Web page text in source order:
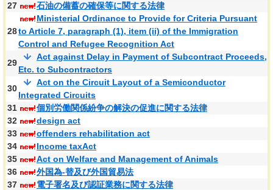
27
石油の備蓄の確保等に関する法律
28
Ministerial Ordinance to Provide for Criteria Pursuant
to Article 7, paragraph (1), item (ii) of the Immigration
Control and Refugee Recognition Act
29
Act against Delay in Payment of Subcontract Proceeds,
Etc. to Subcontractors
30
Act on the Circuit Layout of a Semiconductor
Integrated Circuits
31
個別労働関係紛争の解決の促進に関する法律
32
design act
33
offenders rehabilitation act
34
Income taxAct
35
Act on Welfare and Management of Animals
36
外国為‐替及び外国貿易法
37
電子署名及び認証業務に関する法律